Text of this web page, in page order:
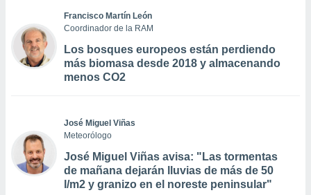
Francisco Martín León
Coordinador de la RAM
Los bosques europeos están perdiendo
más biomasa desde 2018 y almacenando
menos CO2
José Miguel Viñas
Meteorólogo
José Miguel Viñas avisa: "Las tormentas
de mañana dejarán lluvias de más de 50
l/m2 y granizo en el noreste peninsular"